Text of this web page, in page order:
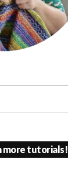
more tutorials!